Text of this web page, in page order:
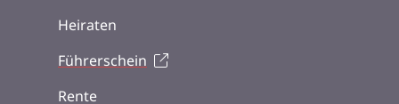
Heiraten
Führerschein
Rente